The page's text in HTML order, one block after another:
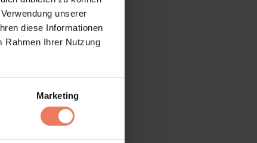
unserer
diese Informationen
Rahmen Ihrer Nutzung
Marketing